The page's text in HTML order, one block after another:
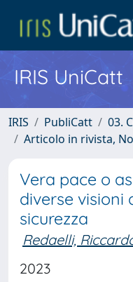
IRIS UniCatt
IRIS PubliCatt
03.
Articolo in rivista,
Vera pace o
diverse visioni
sicurezza
Redaelli,
2023